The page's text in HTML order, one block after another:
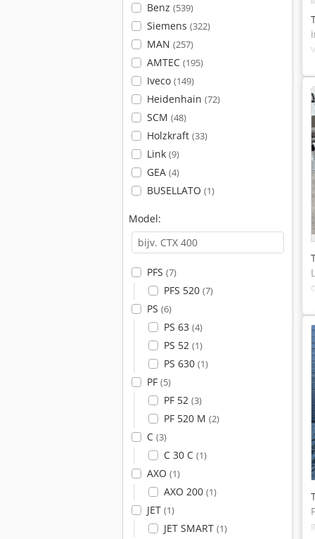
Benz (539)
Siemens (322)
MAN (257)
AMTEC (195)
Iveco (149)
Heidenhain (72)
SCM (48)
Holzkraft (33)
Link (9)
GEA (4)
BUSELLATO (1)
Model:
PFS (7)
PFS 520 (7)
PS (6)
PS 63 (4)
PS 52 (1)
PS 630 (1)
PF (5)
PF 52 (3)
PF 520 M (2)
C (3)
C 30 C (1)
AXO (1)
AXO 200 (1)
JET (1)
JET SMART (1)